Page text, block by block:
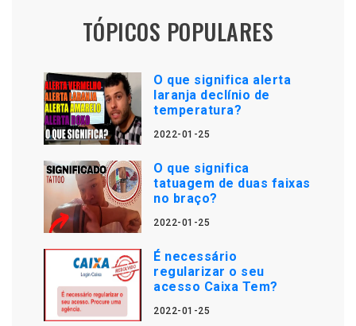
TÓPICOS POPULARES
O que significa alerta
laranja declínio de
temperatura?
2022-01-25
O que significa
tatuagem de duas faixas
no braço?
2022-01-25
É necessário
regularizar o seu
acesso Caixa Tem?
2022-01-25